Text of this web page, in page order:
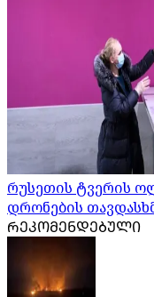
რუსეთის ტვერის
დრონების
ᲠᲔᲙᲝᲛᲔᲜᲓᲔᲑᲣᲚᲘ